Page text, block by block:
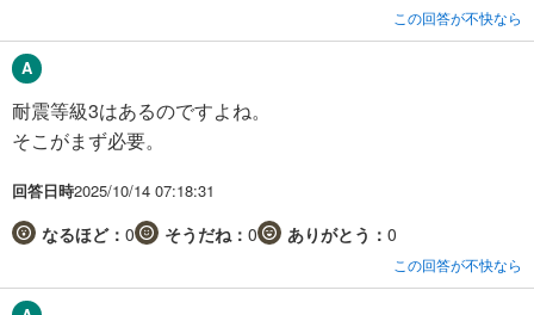
この回答が不快なら
耐震等級3はあるのですよね。
そこがまず必要。
回答日時2025/10/14 07:18:31
なるほど： 0 そうだね： 0 ありがとう： 0
この回答が不快なら